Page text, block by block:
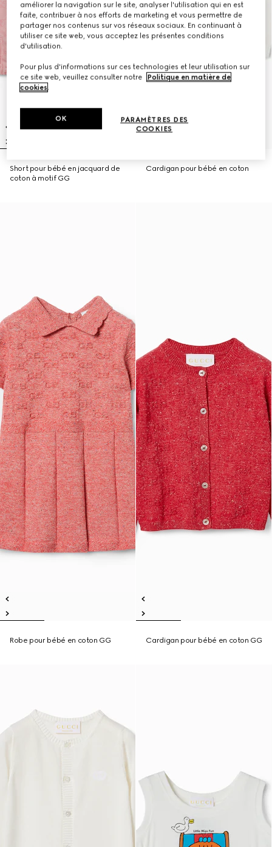
Short pour bébé en jacquard de
coton à motif GG
Cardigan pour bébé en coton
Robe pour bébé en coton GG Cardigan pour bébé en coton GG
améliorer la navigation sur le site, analyser l'utilisation qui en est
faite, contribuer à nos efforts de marketing et vous permettre de
partager nos contenus sur vos réseaux sociaux. En continuant à
utiliser ce site web, vous acceptez les présentes conditions
d'utilisation.
Pour plus d'informations sur ces technologies et leur utilisation sur
ce site web, veuillez consulter notre
Politique en matière de
cookies.
PARAMÈTRES DES
COOKIES
OK